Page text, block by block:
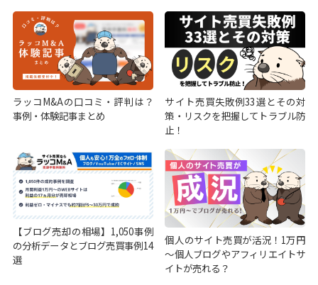
ラッコM&Aの口コミ・評判は？
事例・体験記事まとめ
サイト売買失敗例33選とその対
策・リスクを把握してトラブル防
止！
【ブログ売却の相場】1,050事例
の分析データとブログ売買事例14
選
個人のサイト売買が活況！1万円
～個人ブログやアフィリエイトサ
イトが売れる？